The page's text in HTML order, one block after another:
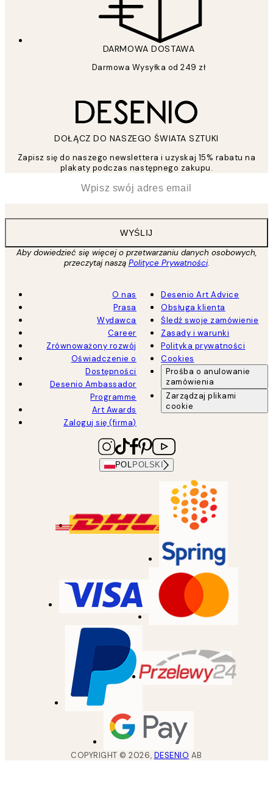
DARMOWA DOSTAWA
Darmowa Wysyłka od 249 zł
DOŁĄCZ DO NASZEGO ŚWIATA SZTUKI
Zapisz się do naszego newslettera i uzyskaj 15% rabatu na
plakaty podczas następnego zakupu.
WYŚLIJ
Aby dowiedzieć się więcej o przetwarzaniu danych osobowych,
przeczytaj naszą Polityce Prywatności.
O nas
Prasa
Wydawca
Career
Zrównoważony rozwój
Oświadczenie o
Dostępności
Desenio Ambassador
Programme
Art Awards
Zaloguj się (firma)
Desenio Art Advice
Obsługa klienta
Śledź swoje zamówienie
Zasady i warunki
Polityka prywatności
Cookies
Prośba o anulowanie
zamówienia
Zarządzaj plikami
cookie
POL POLSKI
COPYRIGHT ©2026, DESENIO AB